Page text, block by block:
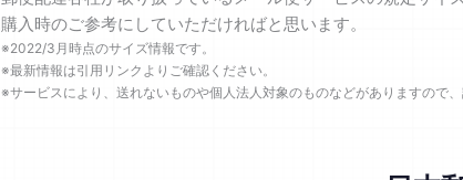
購入時のご参考にしていただければと思います。
※2022/3月時点のサイズ情報です。
※最新情報は引用リンクよりご確認ください。
※サービスにより、送れないものや個人法人対象のものなどがありますので